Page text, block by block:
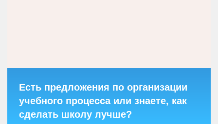
Есть предложения по организации
учебного процесса или знаете, как
сделать школу лучше?